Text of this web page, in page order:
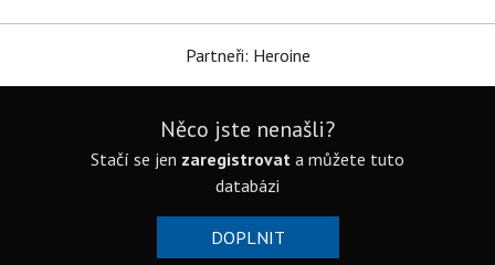
Partneři: Heroine
Něco jste nenašli?
Stačí se jen zaregistrovat a můžete tuto
databázi
DOPLNIT